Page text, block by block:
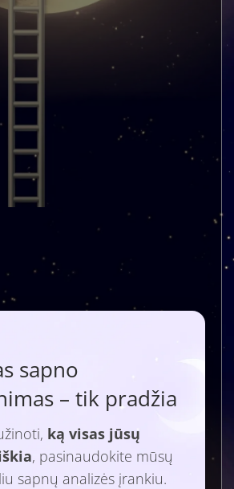
sapno
– tik pradžia
ką visas jūsų
, pasinaudokite mūsų
sapnų analizės įrankiu.